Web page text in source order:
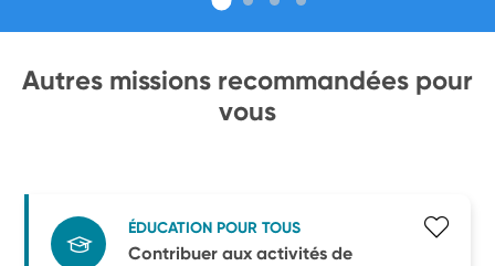
Autres missions recommandées pour
vous
ÉDUCATION POUR TOUS
Contribuer aux activités de